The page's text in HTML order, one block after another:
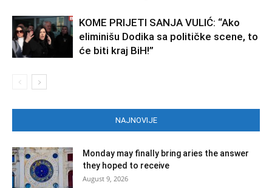
KOME PRIJETI SANJA VULIĆ: “Ako
eliminišu Dodika sa političke scene, to
će biti kraj BiH!”
NAJNOVIJE
Monday may finally bring aries the answer
they hoped to receive
August 9, 2026